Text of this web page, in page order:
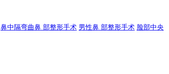
鼻中隔弯曲鼻 部整形手术 男性鼻 部整形手术 脸部中央